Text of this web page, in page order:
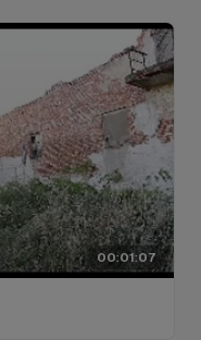
00:01:07